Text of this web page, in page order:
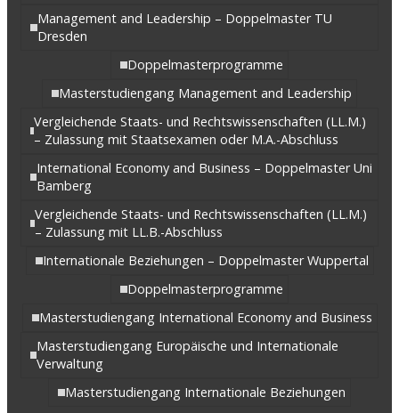
Management and Leadership – Doppelmaster TU
Dresden
Doppelmasterprogramme
Masterstudiengang Management and Leadership
Vergleichende Staats- und Rechtswissenschaften (LL.M.)
– Zulassung mit Staatsexamen oder M.A.-Abschluss
International Economy and Business – Doppelmaster Uni
Bamberg
Vergleichende Staats- und Rechtswissenschaften (LL.M.)
– Zulassung mit LL.B.-Abschluss
Internationale Beziehungen – Doppelmaster Wuppertal
Doppelmasterprogramme
Masterstudiengang International Economy and Business
Masterstudiengang Europäische und Internationale
Verwaltung
Masterstudiengang Internationale Beziehungen